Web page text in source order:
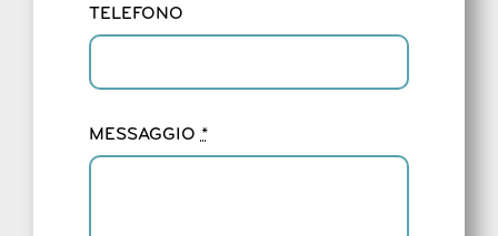
TELEFONO
MESSAGGIO *